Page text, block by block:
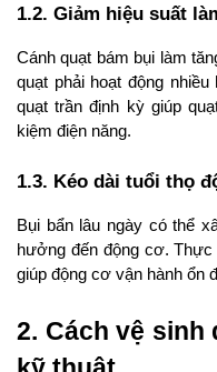
1.2. Giảm hiệu suất
Cánh quạt bám bụi làm
quạt phải hoạt động
quạt trần định kỳ giúp
kiệm điện năng.
1.3. Kéo dài tuổi thọ
Bụi bẩn lâu ngày có thể
hưởng đến động cơ. Thực
giúp động cơ vận hành ổn
2. Cách vệ sinh